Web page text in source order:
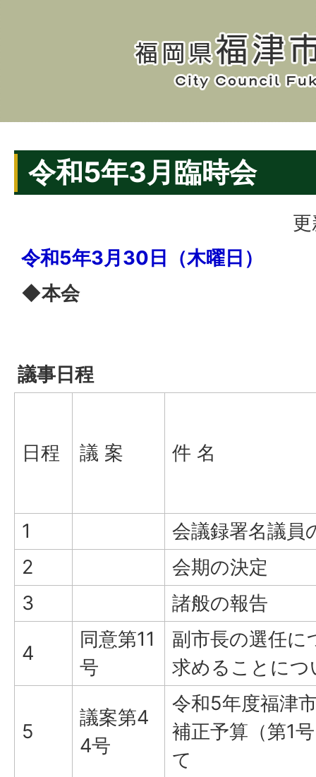
令和5年3月臨時会
令和5年3月30日（木曜日）
◆本会
議事日程
日程 議 案 件 名
1
会議録署名議員
2
会期の決定
3
諸般の報告
4
同意第11
号
副市長の選任に
求めることにつ
5
議案第4
4号
令和5年度福津
補正予算（第1
て